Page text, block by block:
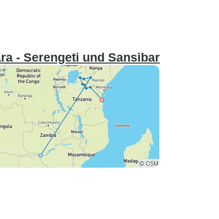
- Serengeti und Sansibar